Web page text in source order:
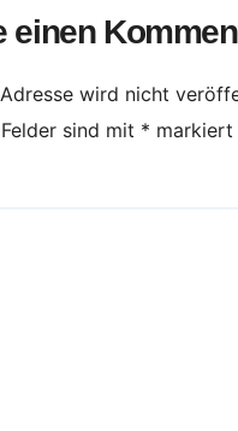
einen
wird nicht
sind mit * markiert